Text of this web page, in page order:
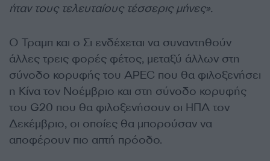
ήταν τους τελευταίους τέσσερις μήνες».
Ο Τραμπ και ο Σι ενδέχεται να συναντηθούν
άλλες τρεις φορές φέτος, μεταξύ άλλων στη
σύνοδο κορυφής του APEC που θα φιλοξενήσει
η Κίνα τον Νοέμβριο και στη σύνοδο κορυφής
του G20 που θα φιλοξενήσουν οι ΗΠΑ τον
Δεκέμβριο, οι οποίες θα μπορούσαν να
αποφέρουν πιο απτή πρόοδο.